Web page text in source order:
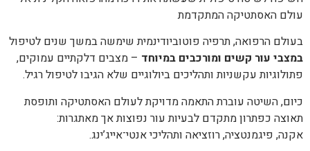
עולם האסתטיקה המתקדמת
בעולם הרפואה, תרפיה פוטוביודינמית שימשה במשך שנים לטיפול
במצבי עור קשים ומורכבים במיוחד – מצבים דלקתיים עמוקים,
פתולוגיות עקשניות ותהליכים ביולוגיים שלא הגיבו לטיפול רגיל.
כיום, השיטה עוברת התאמה מדויקת לעולם האסתטיקה ותופסת
תאוצה כפתרון מתקדם לבעיות עור נפוצות אך מאתגרות:
אקנה, פיגמנטציה, רוזציאה ותהליכי אנטי־אייג’ינג.